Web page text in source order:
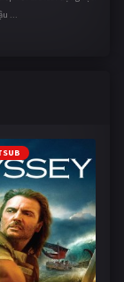
...